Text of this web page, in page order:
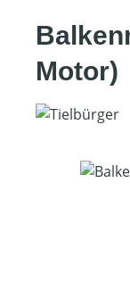
Motor)
Bildergalerie